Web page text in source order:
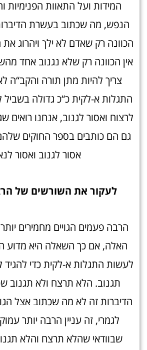
המידות ועל התאוות הפנימיות
הנפש, מה שכתוב בעשרת
הכוונה רק שאדם לא ילך ויהרוג את
אין הכוונה רק שלא נגנוב אחד
צריך להיות מתן תורה והקב“ה
התגלות א-לקית כ“כ גדולה בשביל
לרצוח ואסור לגנוב, אנחנו רואים
גם הם כותבים בספר החוקים
אסור לגנוב ואסור
לעקור את השורשים של
הרבה פעמים הגויים מחמירים
האלה, אם כך השאלה היא מדוע
לעשות התגלות א-לקית כדי להגיד
תגנוב. הלא תרצח ולא תגנוב
הדיברות זה לא מה שכתוב אצל
לגמרי, זה עניין הרבה יותר עמוק
שבוודאי שהלא תרצח והלא